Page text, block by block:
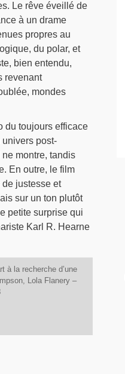
Le rêve éveillé de
à un drame
propres au
du polar, et
bien entendu,
revenant
mondes
du toujours efficace
post-
montre, tandis
En outre, le film
justesse et
sur un ton plutôt
petite surprise qui
Karl R. Hearne
à la recherche d’une
Lola Flanery –